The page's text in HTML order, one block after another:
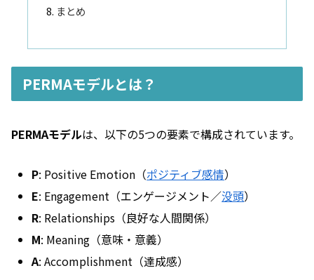
まとめ
PERMAモデルとは？
PERMAモデルは、以下の5つの要素で構成されています。
P: Positive Emotion（ポジティブ感情）
E: Engagement（エンゲージメント／没頭）
R: Relationships（良好な人間関係）
M: Meaning（意味・意義）
A: Accomplishment（達成感）